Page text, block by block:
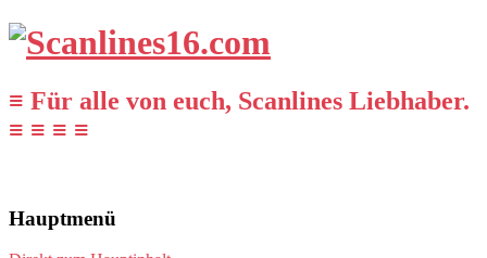
≡ Für alle von euch, Scanlines Liebhaber.
≡ ≡ ≡ ≡
Hauptmenü